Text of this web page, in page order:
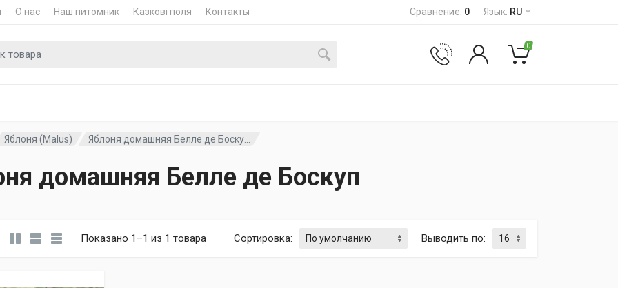
О нас Наш питомник Казкові поля Контакты Сравнение: 0 Язык: RU
0
Яблоня (Malus) Яблоня домашняя Белле де Боску...
домашняя Белле де Боскуп
Показано 1–1 из 1 товара Сортировка: Выводить по: